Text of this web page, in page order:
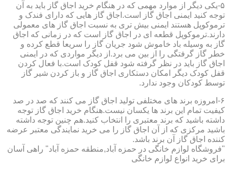
۵-یکی دیگر از موارد مهمی که در هنگام خرید اجاق گاز باید به آن
توجه کنید ایمنی اجاق گاز است.اجاق گاز هایی که دارای فندک و
ترموکوپل هستند ایمنی بیش تری به نسبت اجاق گاز های معمولی
دارند.ترموکوپل قطعه ای در اجاق گاز است که در زمانی که اجاق
گاز به وسیله باد خاموش شود جریان گاز را سریعا قطع کرده و
خطر گاز گرفتگی را از بین می برد.از دیگر مواردی که در ایمنی
اجاق گاز باید در نظر گرفته شود قفل کودک است.با فعال کردن
قفل کودک دیگر امکان دستکاری اجاق گاز و باز کردن شیر گاز
توسط کودکان وجود ندارد.
۶-امروزه برند های مختلفی تولید اجاق گاز می کنند که صد در صد
کیفیت تمام این برند ها یکسان نیست.هنگام خرید اجاق گاز توجه
داشته باشید که برند معتبری را انتخاب کنید.هم چنین توجه داشته
باشید مرکزی که از آن اجاق گاز را می خرید نمایندگی معتبر عرضه
کننده اجاق گاز آن برند باشد.
"فروشگاه لوازم خانگی در حمزه آباد,منطقه حمزه آباد" راهی آسان
برای خرید انواع لوازم خانگی